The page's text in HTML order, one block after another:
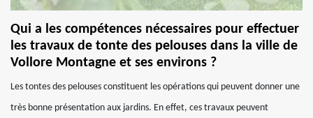
Qui a les compétences nécessaires pour effectuer
les travaux de tonte des pelouses dans la ville de
Vollore Montagne et ses environs ?
Les tontes des pelouses constituent les opérations qui peuvent donner une
très bonne présentation aux jardins. En effet, ces travaux peuvent